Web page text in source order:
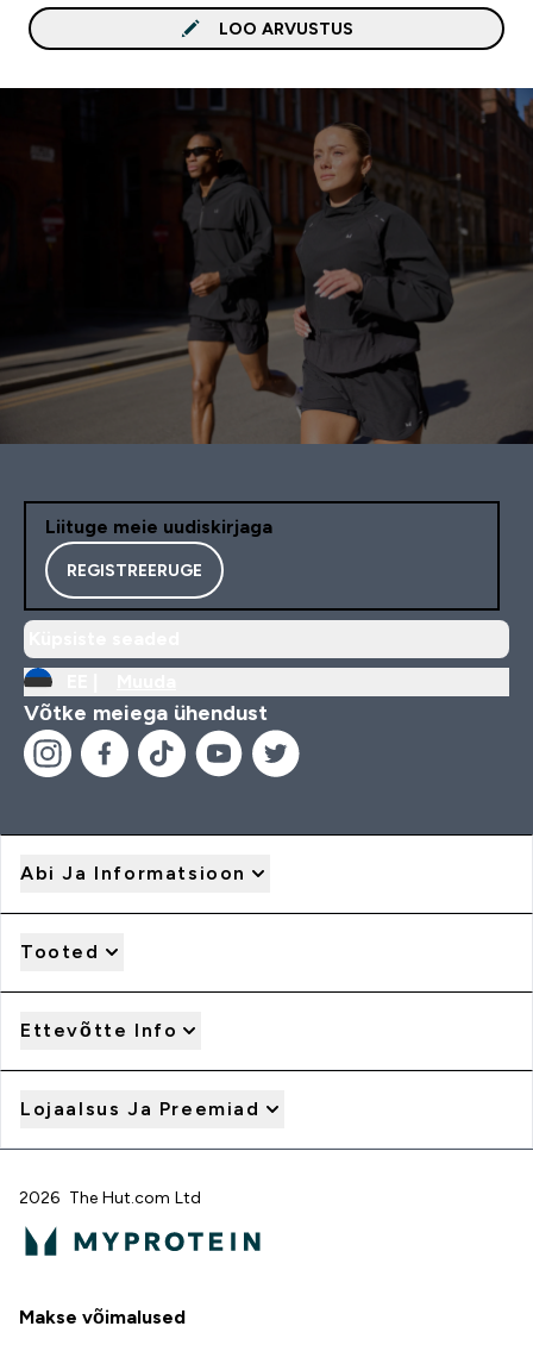
LOO ARVUSTUS
Liituge meie uudiskirjaga
REGISTREERUGE
Võtke meiega ühendust
Abi Ja Informatsioon
Tooted
Ettevõtte Info
Lojaalsus Ja Preemiad
2026 The Hut.com Ltd
Makse võimalused